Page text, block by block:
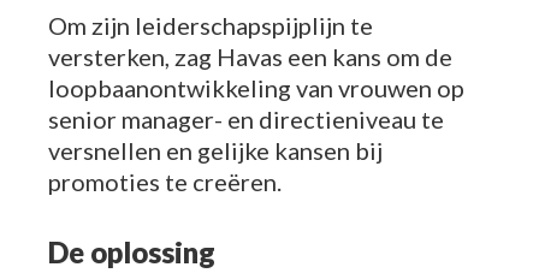
Om zijn leiderschapspijplijn te
versterken, zag Havas een kans om de
loopbaanontwikkeling van vrouwen op
senior manager- en directieniveau te
versnellen en gelijke kansen bij
promoties te creëren.
De oplossing